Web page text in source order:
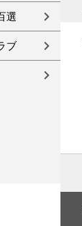
選
ブ